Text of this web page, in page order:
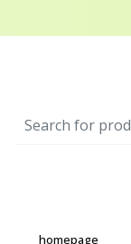
homepage